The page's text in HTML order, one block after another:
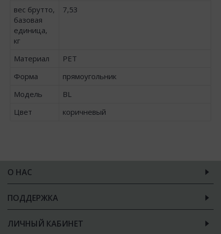
вес брутто,
базовая
единица,
кг
7,53
Материал
PET
Форма
прямоугольник
Модель
BL
Цвет
коричневый
О НАС
ПОДДЕРЖКА
ЛИЧНЫЙ КАБИНЕТ